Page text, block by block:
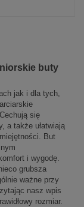
buty
jak i dla tych,
się
a także ułatwiają
But
i wygodę.
grubsza
ważne przy
nasz wpis
rozmiar.